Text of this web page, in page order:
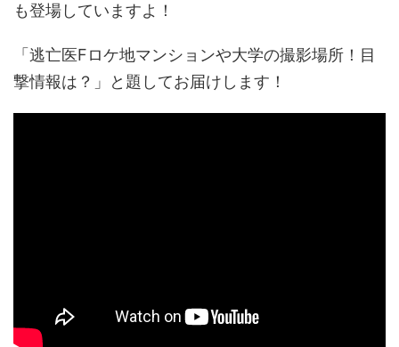
も登場していますよ！
「逃亡医Fロケ地マンションや大学の撮影場所！目
撃情報は？」と題してお届けします！